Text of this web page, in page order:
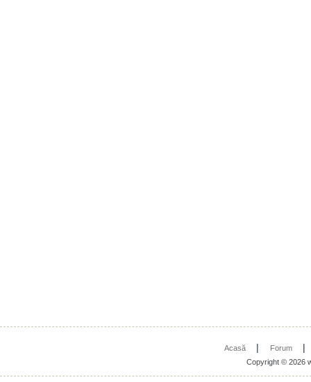
Acasă | Forum
Copyright © 2026